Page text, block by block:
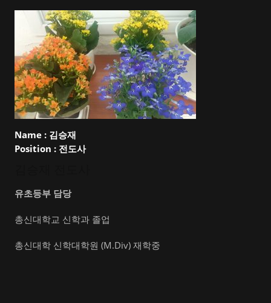
Name : 김승재
Position : 전도사
유초등부 담당
총신대학교 신학과 졸업
총신대학 신학대학원 (M.Div) 재학중